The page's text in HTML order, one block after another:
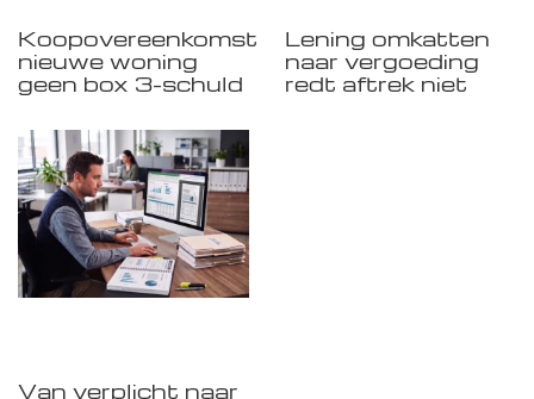
Koopovereenkomst
nieuwe woning
geen box 3-schuld
Lening omkatten
naar vergoeding
redt aftrek niet
Van verplicht naar